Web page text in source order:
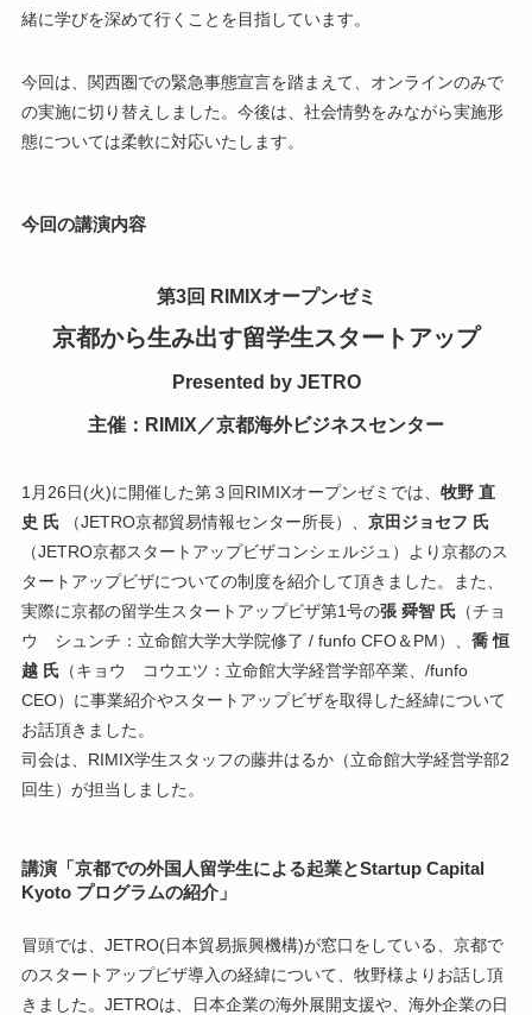
緒に学びを深めて行くことを目指しています。
今回は、関西圏での緊急事態宣言を踏まえて、オンラインのみで
の実施に切り替えしました。今後は、社会情勢をみながら実施形
態については柔軟に対応いたします。
今回の講演内容
第3回 RIMIXオープンゼミ
京都から生み出す留学生スタートアップ
Presented by JETRO
主催：RIMIX／京都海外ビジネスセンター
1月26日(火)に開催した第３回RIMIXオープンゼミでは、 牧野 直
史 氏（JETRO京都貿易情報センター所長）、 京田ジョセフ 氏
（JETRO京都スタートアップビザコンシェルジュ）より京都のス
タートアップビザについての制度を紹介して頂きました。また、
実際に京都の留学生スタートアップビザ第1号の張 舜智 氏（チョ
ウ シュンチ：立命館大学大学院修了 / funfo CFO＆PM）、 喬 恒
越 氏（キョウ コウエツ：立命館大学経営学部卒業、/funfo
CEO）に事業紹介やスタートアップビザを取得した経緯について
お話頂きました。
司会は、RIMIX学生スタッフの藤井はるか（立命館大学経営学部2
回生）が担当しました。
講演「京都での外国人留学生による起業とStartup Capital
Kyoto プログラムの紹介」
冒頭では、JETRO(日本貿易振興機構)が窓口をしている、京都で
のスタートアップビザ導入の経緯について、牧野様よりお話し頂
きました。JETROは、日本企業の海外展開支援や、海外企業の日